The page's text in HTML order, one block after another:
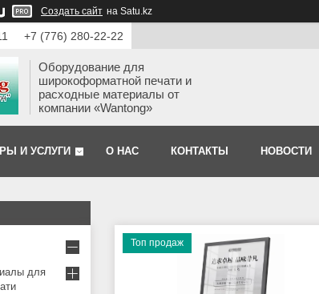
Создать сайт на Satu.kz
+7 (776) 280-22-22
Оборудование для
широкоформатной печати и
расходные материалы от
компании «Wantong»
И УСЛУГИ О НАС КОНТАКТЫ НОВОСТИ
Топ продаж
для